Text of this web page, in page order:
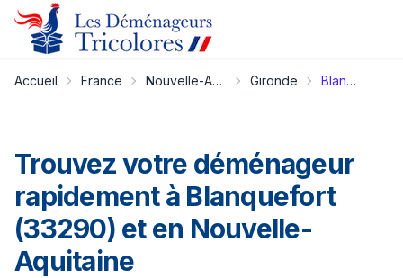
Accueil France Nouvelle-Aquitaine Gironde Blanquefort
Trouvez votre déménageur
rapidement à Blanquefort
(33290) et en Nouvelle-
Aquitaine